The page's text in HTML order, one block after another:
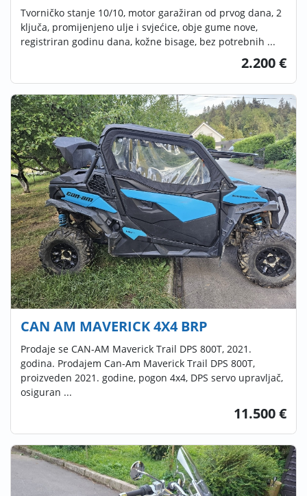
Tvorničko stanje 10/10, motor garažiran od prvog dana, 2
ključa, promijenjeno ulje i svjećice, obje gume nove,
registriran godinu dana, kožne bisage, bez potrebnih ...
2.200 €
CAN AM MAVERICK 4X4 BRP
Prodaje se CAN-AM Maverick Trail DPS 800T, 2021.
godina. Prodajem Can-Am Maverick Trail DPS 800T,
proizveden 2021. godine, pogon 4x4, DPS servo upravljač,
osiguran ...
11.500 €